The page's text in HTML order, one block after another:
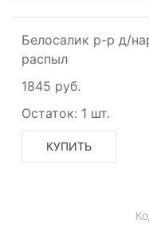
Белосалик р-р д/
распыл
1845 руб.
Остаток: 1 шт.
КУПИТЬ